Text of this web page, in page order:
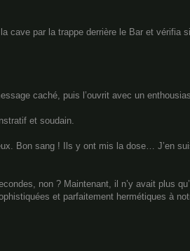
cave par la trappe derrière le Bar et vérifia
caché, puis l’ouvrit avec un
et soudain.
Bon sang ! Ils y ont mis la dose… J’en
non ? Maintenant, il n’y avait plus
et parfaitement hermétiques à